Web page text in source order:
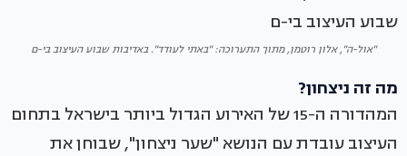
"אול-ה", אלון רוטמן, מתוך התערוכה: "באתי לעודד". באדיבות שבוע העיצוב בי-ם
מה זה ניצחון?
המהדורה ה-15 של האירוע הגדול ביותר בישראל בתחום
העיצוב עובדת עם הנושא "שער ניצחון", שבוחן את